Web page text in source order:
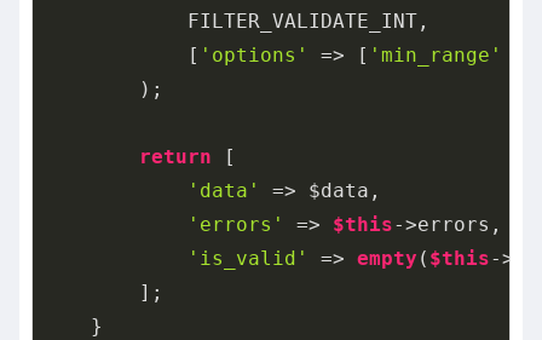
            FILTER_VALIDATE_INT,
            [
'options' => [ 'min_range'
        );
return [
'data'
=> $data,
'errors'
=> $this->errors,
'is_valid'
=> empty ( $this-
        ];
    }